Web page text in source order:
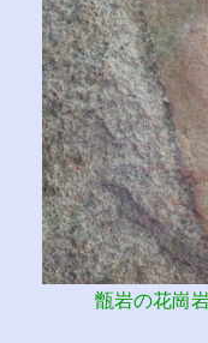
甑岩の花崗